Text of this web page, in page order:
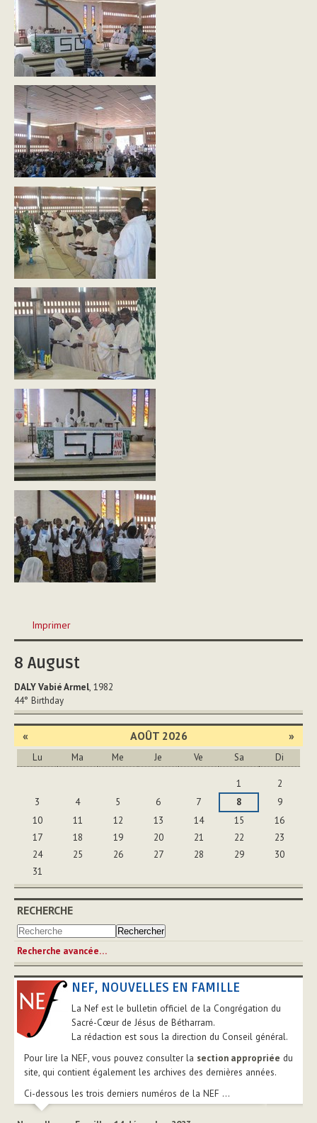
Actions
sur
document
Imprimer
8 August
DALY Vabié Armel, 1982
44° Birthday
« AOÛT 2026 »
Lu Ma Me Je Ve Sa Di
1
2
3
4 5 6 7 8
9
10
11 12 13 14 15
16
17
18 19 20 21 22
23
24
25 26 27 28 29
30
31
RECHERCHE
Recherche avancée…
NEF, NOUVELLES EN FAMILLE
La Nef est le bulletin officiel de la Congrégation du
Sacré-Cœur de Jésus de Bétharram.
La rédaction est sous la direction du Conseil général.
Pour lire la NEF, vous pouvez consulter la section appropriée du
site, qui contient également les archives des dernières années.
Ci-dessous les trois derniers numéros de la NEF ...